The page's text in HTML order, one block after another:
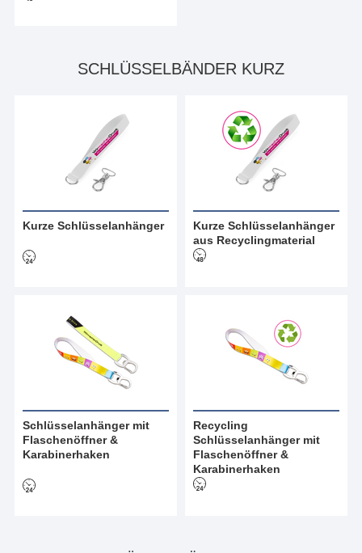
SCHLÜSSELBÄNDER KURZ
Kurze Schlüsselanhänger
Kurze Schlüsselanhänger
aus Recyclingmaterial
Schlüsselanhänger mit
Flaschenöffner &
Karabinerhaken
Recycling
Schlüsselanhänger mit
Flaschenöffner &
Karabinerhaken